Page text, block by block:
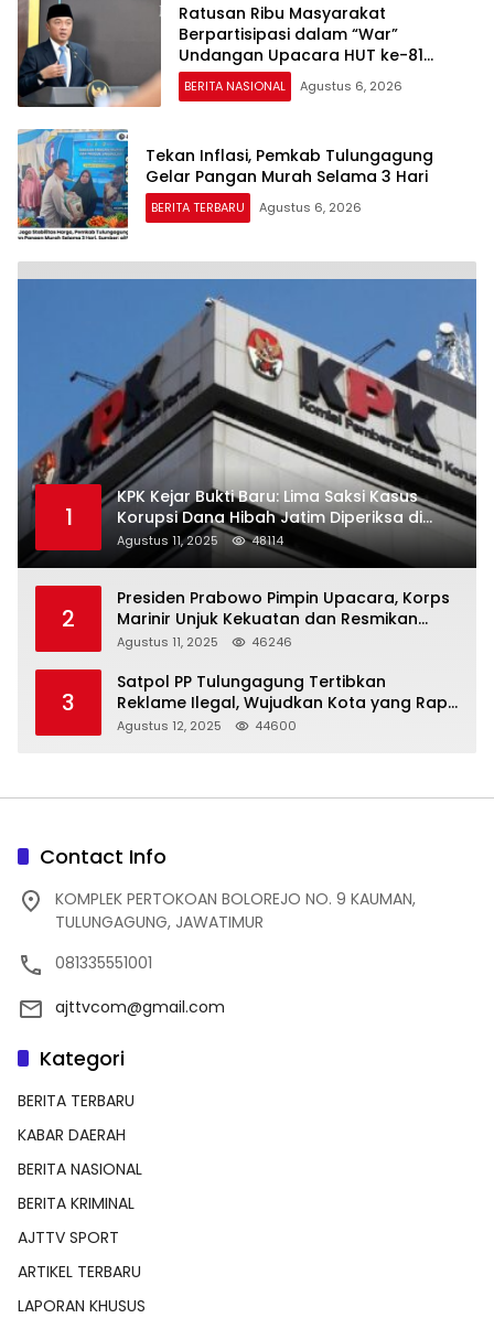
Ratusan Ribu Masyarakat
Berpartisipasi dalam “War”
Undangan Upacara HUT ke-81
Kemerdekaan RI
BERITA NASIONAL Agustus 6, 2026
Tekan Inflasi, Pemkab Tulungagung
Gelar Pangan Murah Selama 3 Hari
BERITA TERBARU Agustus 6, 2026
1
KPK Kejar Bukti Baru: Lima Saksi Kasus
Korupsi Dana Hibah Jatim Diperiksa di
Trenggalek
Agustus 11, 2025 48114
2
Presiden Prabowo Pimpin Upacara, Korps
Marinir Unjuk Kekuatan dan Resmikan
Struktur Baru
Agustus 11, 2025 46246
3
Satpol PP Tulungagung Tertibkan
Reklame Ilegal, Wujudkan Kota yang Rapi
dan Indah
Agustus 12, 2025 44600
Contact Info
KOMPLEK PERTOKOAN BOLOREJO NO. 9 KAUMAN,
TULUNGAGUNG, JAWATIMUR
081335551001
ajttvcom@gmail.com
Kategori
BERITA TERBARU
KABAR DAERAH
BERITA NASIONAL
BERITA KRIMINAL
AJTTV SPORT
ARTIKEL TERBARU
LAPORAN KHUSUS